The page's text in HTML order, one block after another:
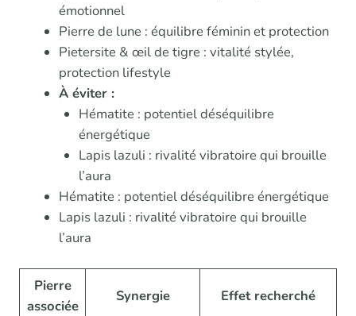
émotionnel
Pierre de lune : équilibre féminin et protection
Pietersite & œil de tigre : vitalité stylée,
protection lifestyle
À éviter :
Hématite : potentiel déséquilibre
énergétique
Lapis lazuli : rivalité vibratoire qui brouille
l’aura
Hématite : potentiel déséquilibre énergétique
Lapis lazuli : rivalité vibratoire qui brouille
l’aura
Pierre
associée
Synergie Effet recherché